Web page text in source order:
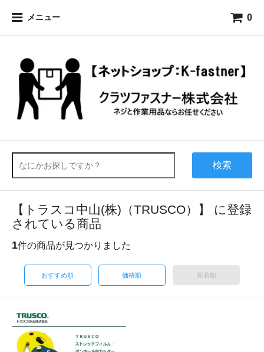
メニュー 0
検索
【トラスコ中山(株)（TRUSCO）】 に登録
されている商品
1件の商品が見つかりました
おすすめ順 価格順 新着順